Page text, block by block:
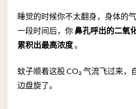
睡觉的时候你不太翻身，身体的
一段时间后，你鼻孔呼出的二氧
累积出最高浓度。
蚊子顺着这股 CO₂ 气流飞过来，
边盘旋了。